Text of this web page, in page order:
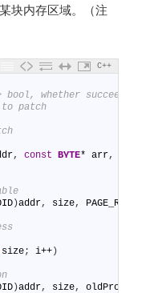
块内存区域。（注
C++
whether succeeds
to patch
, const BYTE* arr,
)addr, size,
size; i++ )
)addr, size, oldProtect